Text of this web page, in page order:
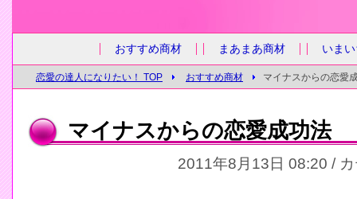
おすすめ商材 まあまあ商材 いま
恋愛の達人になりたい！ TOP おすすめ商材 マイナスからの恋愛
マイナスからの恋愛成功法
2011年8月13日 08:20 /